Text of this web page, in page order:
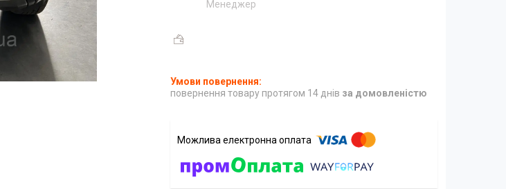
Менеджер
повернення товару протягом 14 днів за домовленістю